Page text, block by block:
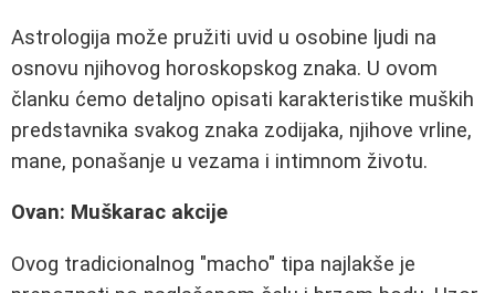
Astrologija može pružiti uvid u osobine ljudi na
osnovu njihovog horoskopskog znaka. U ovom
članku ćemo detaljno opisati karakteristike muških
predstavnika svakog znaka zodijaka, njihove vrline,
mane, ponašanje u vezama i intimnom životu.
Ovan: Muškarac akcije
Ovog tradicionalnog "macho" tipa najlakše je